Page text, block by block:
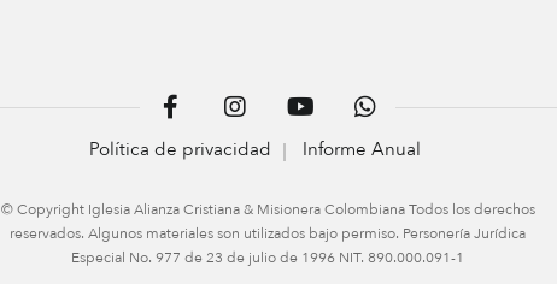
Política de privacidad Informe Anual
© Copyright Iglesia Alianza Cristiana & Misionera Colombiana Todos los derechos
reservados. Algunos materiales son utilizados bajo permiso. Personería Jurídica
Especial No. 977 de 23 de julio de 1996 NIT. 890.000.091-1